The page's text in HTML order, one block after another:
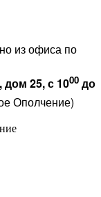
из офиса по
25, с 1000 до
Ополчение)